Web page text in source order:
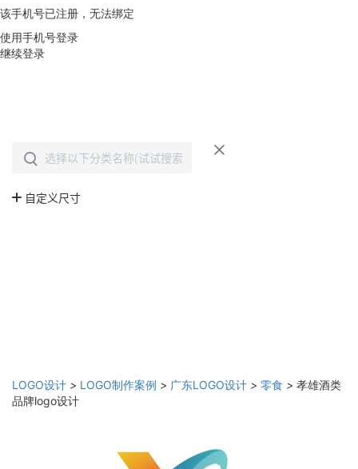
该手机号已注册，无法绑定
使用手机号登录
继续登录
LOGO设计 > LOGO制作案例 > 广东LOGO设计 > 零食 > 孝雄酒类
品牌logo设计